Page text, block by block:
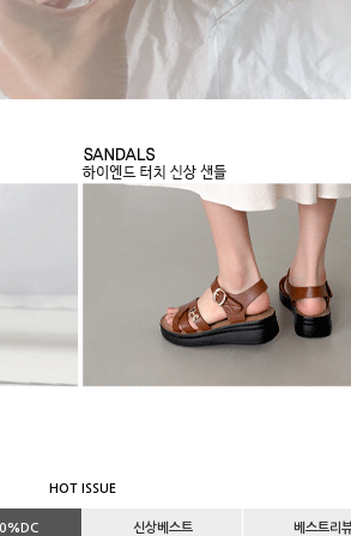
HOT ISSUE
신상베스트 베스트리